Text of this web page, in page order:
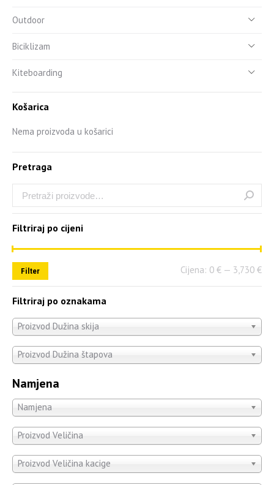
Outdoor
Biciklizam
Kiteboarding
Košarica
Nema proizvoda u košarici
Pretraga
Filtriraj po cijeni
Filter Cijena: 0 € — 3,730 €
Filtriraj po oznakama
Proizvod Dužina skija
Proizvod Dužina štapova
Namjena
Namjena
Proizvod Veličina
Proizvod Veličina kacige